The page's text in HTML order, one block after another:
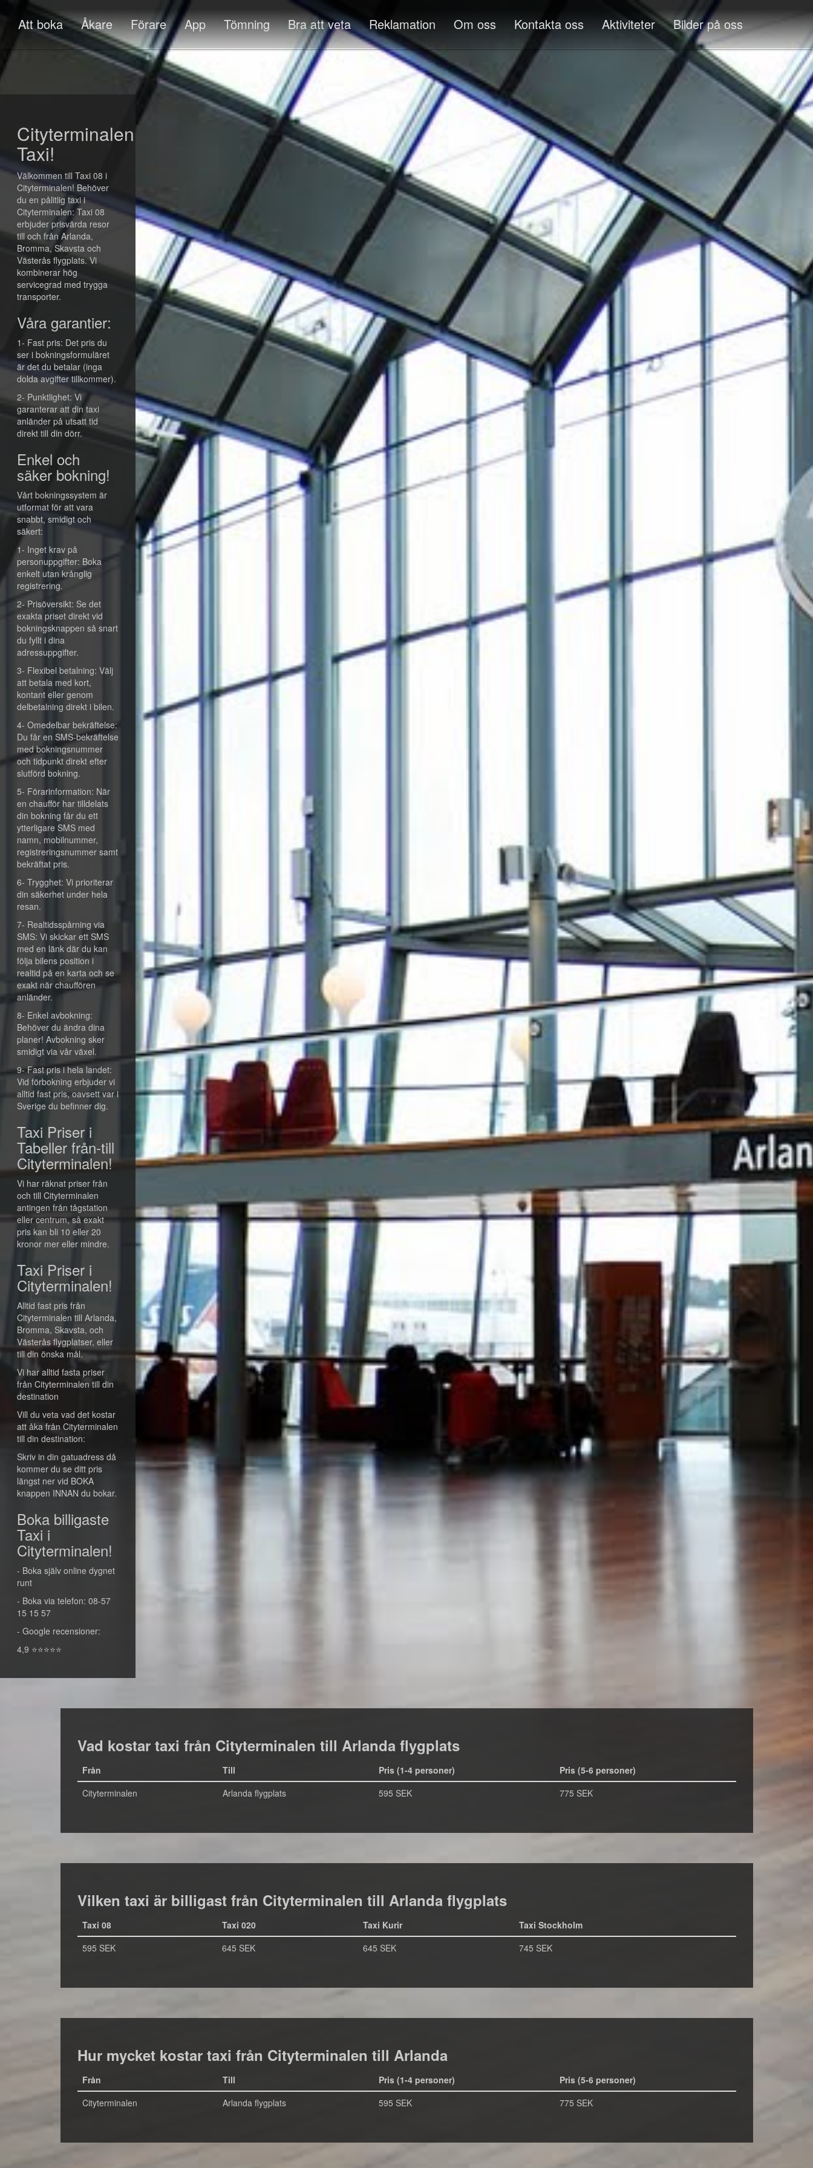
Att boka Åkare Förare App Tömning Bra att veta Reklamation Om oss Kontakta oss Aktiviteter Bilder på oss
Cityterminalen
Taxi!
Välkommen till Taxi 08 i
Cityterminalen! Behöver
du en pålitlig taxi i
Cityterminalen: Taxi 08
erbjuder prisvärda resor
till och från Arlanda,
Bromma, Skavsta och
Västerås flygplats. Vi
kombinerar hög
servicegrad med trygga
transporter.
Våra garantier:
1- Fast pris: Det pris du
ser i bokningsformuläret
är det du betalar (inga
dolda avgifter tillkommer).
2- Punktlighet: Vi
garanterar att din taxi
anländer på utsatt tid
direkt till din dörr.
Enkel och
säker bokning!
Vårt bokningssystem är
utformat för att vara
snabbt, smidigt och
säkert:
1- Inget krav på
personuppgifter: Boka
enkelt utan krånglig
registrering.
2- Prisöversikt: Se det
exakta priset direkt vid
bokningsknappen så snart
du fyllt i dina
adressuppgifter.
3- Flexibel betalning: Välj
att betala med kort,
kontant eller genom
delbetalning direkt i bilen.
4- Omedelbar bekräftelse:
Du får en SMS-bekräftelse
med bokningsnummer
och tidpunkt direkt efter
slutförd bokning.
5- Förarinformation: När
en chaufför har tilldelats
din bokning får du ett
ytterligare SMS med
namn, mobilnummer,
registreringsnummer samt
bekräftat pris.
6- Trygghet: Vi prioriterar
din säkerhet under hela
resan.
7- Realtidsspårning via
SMS: Vi skickar ett SMS
med en länk där du kan
följa bilens position i
realtid på en karta och se
exakt när chauffören
anländer.
8- Enkel avbokning:
Behöver du ändra dina
planer! Avbokning sker
smidigt via vår växel.
9- Fast pris i hela landet:
Vid förbokning erbjuder vi
alltid fast pris, oavsett var i
Sverige du befinner dig.
Taxi Priser i
Tabeller från-till
Cityterminalen!
Vi har räknat priser från
och till Cityterminalen
antingen från tågstation
eller centrum, så exakt
pris kan bli 10 eller 20
kronor mer eller mindre.
Taxi Priser i
Cityterminalen!
Alltid fast pris från
Cityterminalen till Arlanda,
Bromma, Skavsta, och
Västerås flygplatser, eller
till din önska mål.
Vi har alltid fasta priser
från Cityterminalen till din
destination
Vill du veta vad det kostar
att åka från Cityterminalen
till din destination:
Skriv in din gatuadress då
kommer du se ditt pris
längst ner vid BOKA
knappen INNAN du bokar.
Boka billigaste
Taxi i
Cityterminalen!
- Boka själv online dygnet
runt
- Boka via telefon: 08-57
15 15 57
- Google recensioner:
4,9 ⭐⭐⭐⭐⭐
Vad kostar taxi från Cityterminalen till Arlanda flygplats
Från Till Pris (1-4 personer)
Pris (5-6 personer)
Cityterminalen
Arlanda flygplats 595 SEK 775 SEK
Vilken taxi är billigast från Cityterminalen till Arlanda flygplats
Taxi 08 Taxi 020 Taxi Kurir
Taxi Stockholm
595 SEK
645 SEK 645 SEK 745 SEK
Hur mycket kostar taxi från Cityterminalen till Arlanda
Från Till Pris (1-4 personer)
Pris (5-6 personer)
Cityterminalen
Arlanda flygplats 595 SEK 775 SEK